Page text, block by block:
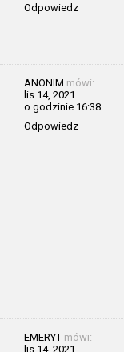
Odpowiedz
ANONIM mówi:
lis 14, 2021
o godzinie 16:38
Odpowiedz
EMERYT mówi:
lis 14, 2021